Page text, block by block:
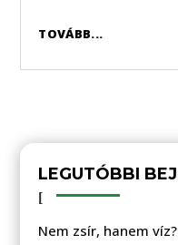
TOVÁBB...
LEGUTÓBBI
Nem zsír, hanem